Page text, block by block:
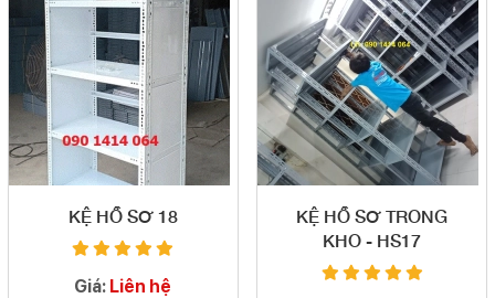
KỆ HỒ SƠ 18
Giá: Liên hệ
KỆ HỒ SƠ TRONG
KHO - HS17